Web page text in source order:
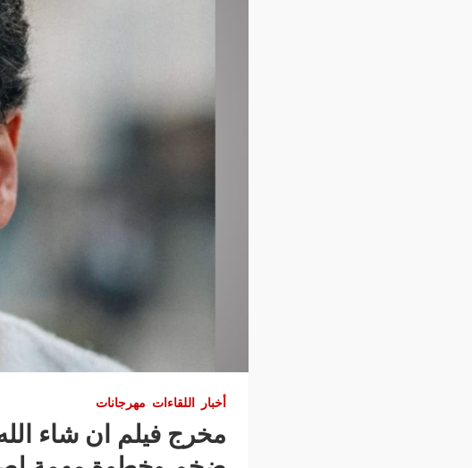
أخبار اللقاءات مهرجانات
مخرج فيلم ان شاء